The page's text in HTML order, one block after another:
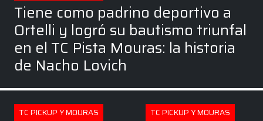
Tiene como padrino deportivo a
Ortelli y logró su bautismo triunfal
en el TC Pista Mouras: la historia
de Nacho Lovich
TC PICKUP Y MOURAS TC PICKUP Y MOURAS